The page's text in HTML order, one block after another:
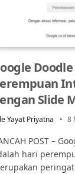
Slide
Yayat Priyatna 8
POST –
hari